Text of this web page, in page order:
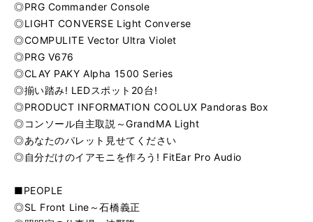
◎PRG Commander Console
◎LIGHT CONVERSE Light Converse
◎COMPULITE Vector Ultra Violet
◎PRG V676
◎CLAY PAKY Alpha 1500 Series
◎揃い踏み! LEDスポット20台!
◎PRODUCT INFORMATION COOLUX Pandoras Box
◎コンソール自主取説～GrandMA Light
◎あなたのパレット見せてください
◎自分だけのイアモニを作ろう! FitEar Pro Audio
■PEOPLE
◎SL Front Line～石橋義正